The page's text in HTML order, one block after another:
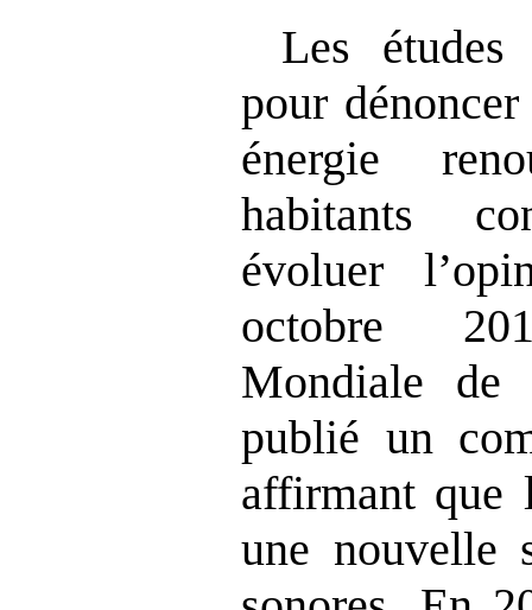
Les études
pour
énergie
habitants
évoluer
octobre
Mondiale
publié un
affirmant que
une nouvelle